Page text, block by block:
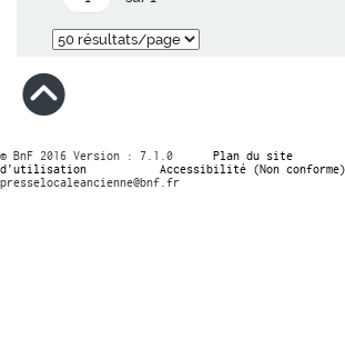
© BnF 2016 Version : 7.1.0 Plan du site
d’utilisation
Accessibilité (Non conforme)
presselocaleancienne@bnf.fr